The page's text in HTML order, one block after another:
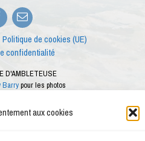
aux cookies
Facebook
E-
mail
Politique de cookies (UE)
confidentialité
D'AMBLETEUSE
Barrypour les photos
de la ville d'Ambleteuse